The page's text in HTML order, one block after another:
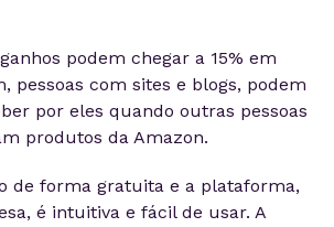
podem chegar a 15% em
pessoas com sites e blogs, podem
por eles quando outras pessoas
produtos da Amazon.
de forma gratuita e a plataforma,
é intuitiva e fácil de usar. A